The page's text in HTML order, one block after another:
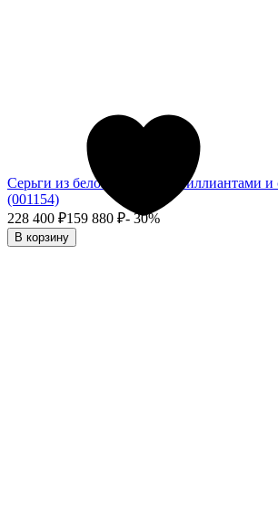
Серьги из белого золота с бриллиантами
(001154)
228 400 ₽159 880 ₽- 30%
В корзину